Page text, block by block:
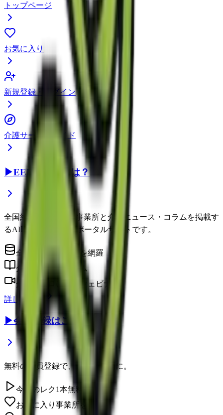
トップページ
お気に入り
新規登録・ログイン
介護サービスガイド
▶EEFUL DBとは？
全国約22万件の介護事業所と介護ニュース・コラムを掲載す
るAI時代の介護情報ポータルサイトです。
全国の介護事業所を網羅
介護に役立つコラム
介護のプロによるウェビナー
詳しく見る
▶会員登録はこちら
無料の会員登録で、さらに便利に。
今日のレク1本無料視聴
お気に入り事業所を保存